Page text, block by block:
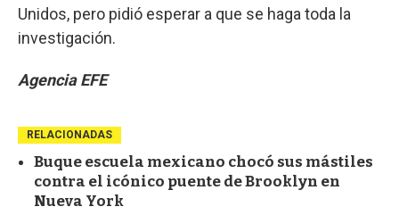
Unidos, pero pidió esperar a que se haga toda la
investigación.
Agencia EFE
RELACIONADAS
Buque escuela mexicano chocó sus mástiles
contra el icónico puente de Brooklyn en
Nueva York